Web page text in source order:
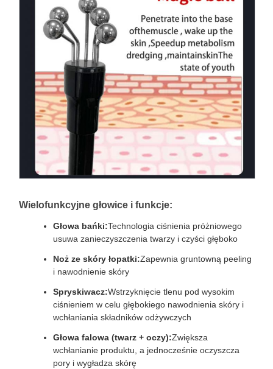
Wielofunkcyjne głowice i funkcje:
Głowa bańki:Technologia ciśnienia próżniowego
usuwa zanieczyszczenia twarzy i czyści głęboko
Noż ze skóry łopatki:Zapewnia gruntowną peeling
i nawodnienie skóry
Spryskiwacz:Wstrzyknięcie tlenu pod wysokim
ciśnieniem w celu głębokiego nawodnienia skóry i
wchłaniania składników odżywczych
Głowa falowa (twarz + oczy):Zwiększa
wchłanianie produktu, a jednocześnie oczyszcza
pory i wygładza skórę